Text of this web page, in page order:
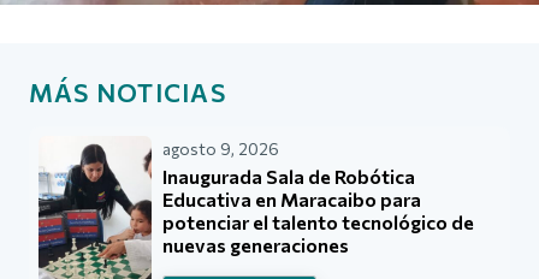
MÁS NOTICIAS
agosto 9, 2026
Inaugurada Sala de Robótica
Educativa en Maracaibo para
potenciar el talento tecnológico de
nuevas generaciones